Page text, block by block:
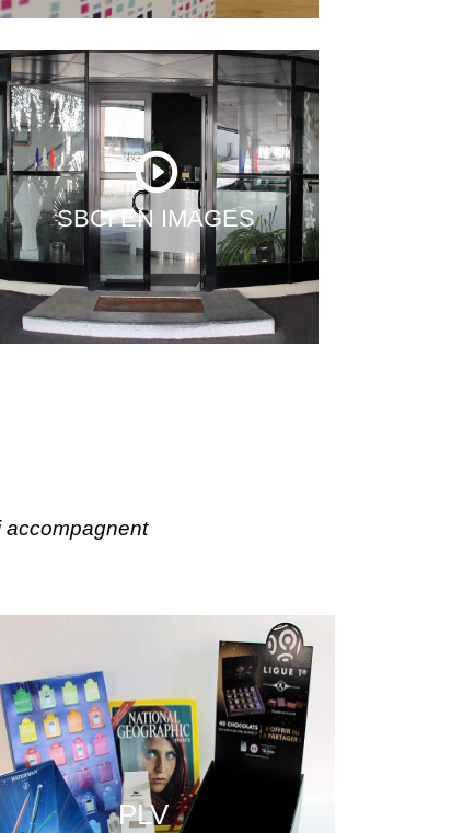
SBCI EN IMAGES
accompagnent
PLV